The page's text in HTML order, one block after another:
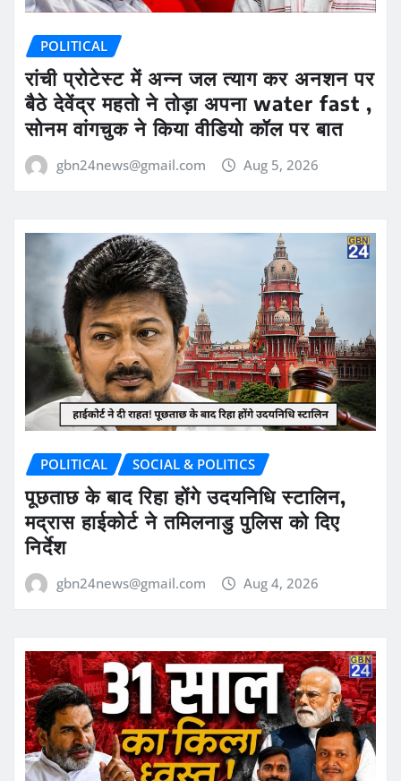
POLITICAL
रांची प्रोटेस्ट में अन्न जल त्याग कर अनशन पर
बैठे देवेंद्र महतो ने तोड़ा अपना water fast ,
सोनम वांगचुक ने किया वीडियो कॉल पर बात
gbn24news@gmail.com Aug 5, 2026
POLITICAL SOCIAL & POLITICS
पूछताछ के बाद रिहा होंगे उदयनिधि स्टालिन,
मद्रास हाईकोर्ट ने तमिलनाडु पुलिस को दिए
निर्देश
gbn24news@gmail.com Aug 4, 2026